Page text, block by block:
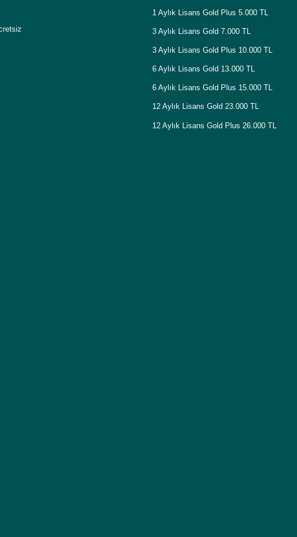
1 Aylık Lisans Gold Plus 5.000 TL
3 Aylık Lisans Gold 7.000 TL
3 Aylık Lisans Gold Plus 10.000 TL
6 Aylık Lisans Gold 13.000 TL
6 Aylık Lisans Gold Plus 15.000 TL
12 Aylık Lisans Gold 23.000 TL
12 Aylık Lisans Gold Plus 26.000 TL